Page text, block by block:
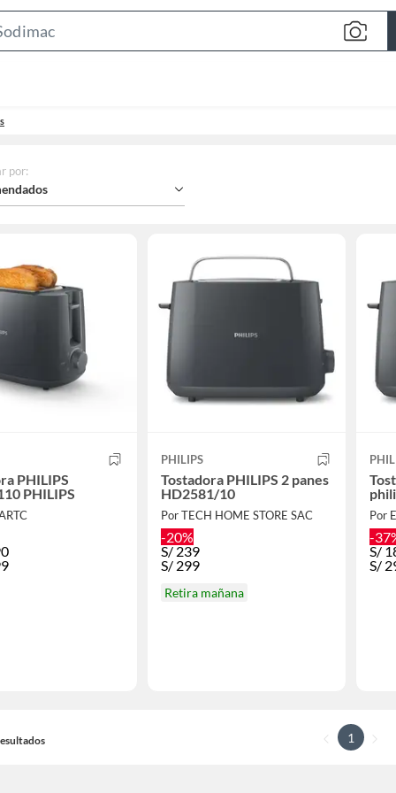
Bar
por:
PHILIPS
PHILIPS
PHILIPS
Tostadora PHILIPS 2 panes
HD2581/10
Por TECH HOME STORE SAC
-20%
S/ 239
S/ 299
Retira mañana
Por
-
S/
S/
1